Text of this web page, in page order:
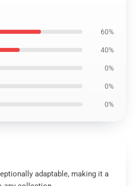
60%
40%
0%
0%
0%
adaptable, making it a